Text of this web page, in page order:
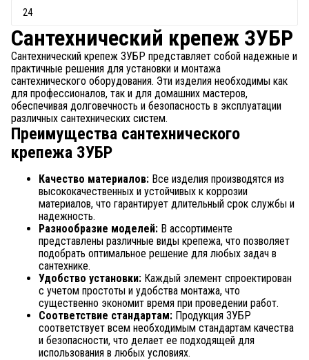
Сантехнический крепеж ЗУБР
Сантехнический крепеж ЗУБР представляет собой надежные и
практичные решения для установки и монтажа
сантехнического оборудования. Эти изделия необходимы как
для профессионалов, так и для домашних мастеров,
обеспечивая долговечность и безопасность в эксплуатации
различных сантехнических систем.
Преимущества сантехнического
крепежа ЗУБР
Качество материалов: Все изделия производятся из
высококачественных и устойчивых к коррозии
материалов, что гарантирует длительный срок службы и
надежность.
Разнообразие моделей: В ассортименте
представлены различные виды крепежа, что позволяет
подобрать оптимальное решение для любых задач в
сантехнике.
Удобство установки: Каждый элемент спроектирован
с учетом простоты и удобства монтажа, что
существенно экономит время при проведении работ.
Соответствие стандартам: Продукция ЗУБР
соответствует всем необходимым стандартам качества
и безопасности, что делает ее подходящей для
использования в любых условиях.